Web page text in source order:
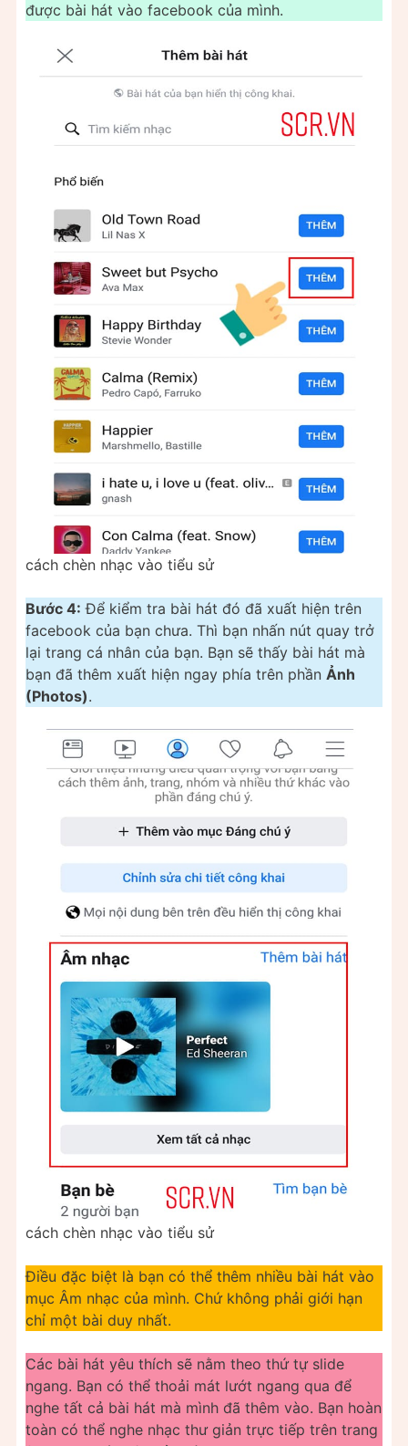
được bài hát vào facebook của mình.
cách chèn nhạc vào tiểu sử
Bước 4: Để kiểm tra bài hát đó đã xuất hiện trên
facebook của bạn chưa. Thì bạn nhấn nút quay trở
lại trang cá nhân của bạn. Bạn sẽ thấy bài hát mà
bạn đã thêm xuất hiện ngay phía trên phần Ảnh
(Photos).
cách chèn nhạc vào tiểu sử
Điều đặc biệt là bạn có thể thêm nhiều bài hát vào
mục Âm nhạc của mình. Chứ không phải giới hạn
chỉ một bài duy nhất.
Các bài hát yêu thích sẽ nằm theo thứ tự slide
ngang. Bạn có thể thoải mát lướt ngang qua để
nghe tất cả bài hát mà mình đã thêm vào. Bạn hoàn
toàn có thể nghe nhạc thư giản trực tiếp trên trang